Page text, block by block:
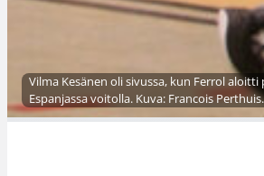
Vilma Kesänen oli sivussa, kun Ferrol
Espanjassa voitolla. Kuva: Francois Perthuis.